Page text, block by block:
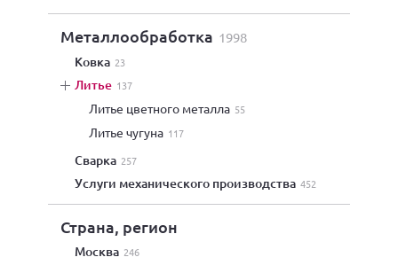
металлообработка 1998
ковка 23
литье 137
литье цветного металла 55
литье чугуна 117
сварка 257
услуги механического производства 452
Страна, регион
Москва 246